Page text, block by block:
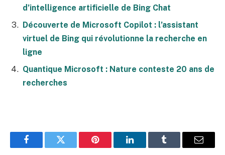
d’intelligence artificielle de Bing Chat
Découverte de Microsoft Copilot : l’assistant
virtuel de Bing qui révolutionne la recherche en
ligne
Quantique Microsoft : Nature conteste 20 ans de
recherches
FacebookTwitter Pinterest LinkedInTumblr
E-